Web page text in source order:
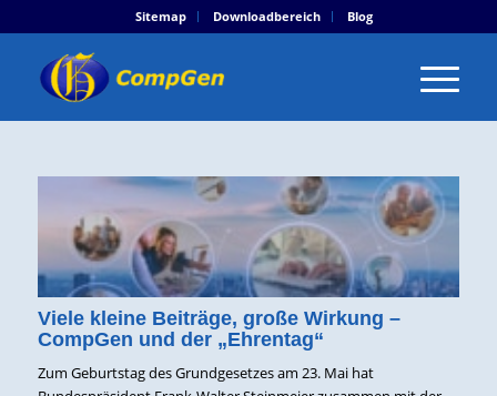
Sitemap Downloadbereich Blog
Viele kleine Beiträge, große Wirkung –
CompGen und der „Ehrentag“
Zum Geburtstag des Grundgesetzes am 23. Mai hat